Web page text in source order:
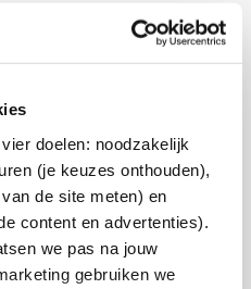
doelen: noodzakelijk
(je keuzes onthouden),
de site meten) en
content en advertenties).
we pas na jouw
gebruiken we